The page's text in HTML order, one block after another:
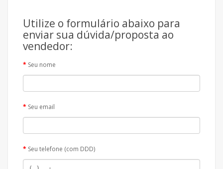
Utilize o formulário abaixo para
enviar sua dúvida/proposta ao
vendedor:
Seu nome
Seu email
Seu telefone (com DDD)